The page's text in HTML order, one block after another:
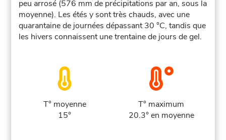
peu arrosé (576 mm de précipitations par an, sous la
moyenne). Les étés y sont très chauds, avec une
quarantaine de journées dépassant 30 °C, tandis que
les hivers connaissent une trentaine de jours de gel.
T° moyenne
15°
T° maximum
20.3° en moyenne